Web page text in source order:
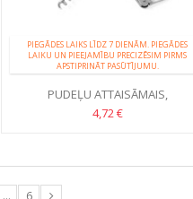
PIEGĀDES LAIKS LĪDZ 7 DIENĀM. PIEGĀDES
LAIKU UN PIEEJAMĪBU PRECIZĒSIM PIRMS
APSTIPRINĀT PASŪTĪJUMU.
PUDEĻU ATTAISĀMAIS,
DAUDZFUNKCIONĀLS
4,72 €
... 6